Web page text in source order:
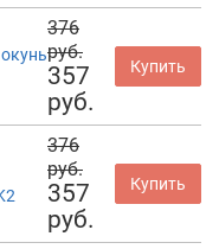
376
руб.
357
руб.
Купить
376
руб.
357
руб.
Купить